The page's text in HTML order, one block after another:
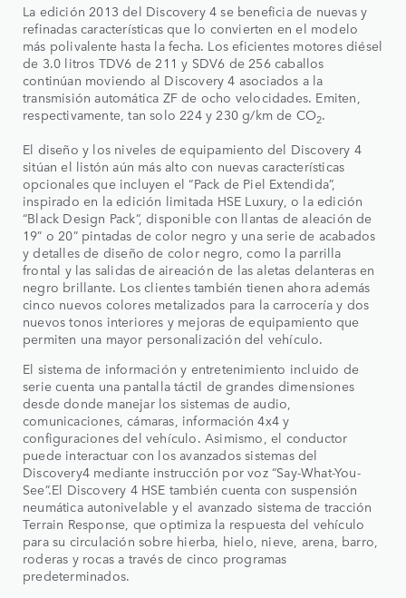
La edición 2013 del Discovery 4 se beneficia de nuevas y
refinadas características que lo convierten en el modelo
más polivalente hasta la fecha. Los eficientes motores diésel
de 3.0 litros TDV6 de 211 y SDV6 de 256 caballos
continúan moviendo al Discovery 4 asociados a la
transmisión automática ZF de ocho velocidades. Emiten,
respectivamente, tan solo 224 y 230 g/km de CO2.
El diseño y los niveles de equipamiento del Discovery 4
sitúan el listón aún más alto con nuevas características
opcionales que incluyen el “Pack de Piel Extendida”,
inspirado en la edición limitada HSE Luxury, o la edición
“Black Design Pack”, disponible con llantas de aleación de
19” o 20” pintadas de color negro y una serie de acabados
y detalles de diseño de color negro, como la parrilla
frontal y las salidas de aireación de las aletas delanteras en
negro brillante. Los clientes también tienen ahora además
cinco nuevos colores metalizados para la carrocería y dos
nuevos tonos interiores y mejoras de equipamiento que
permiten una mayor personalización del vehículo.
El sistema de información y entretenimiento incluido de
serie cuenta una pantalla táctil de grandes dimensiones
desde donde manejar los sistemas de audio,
comunicaciones, cámaras, información 4x4 y
configuraciones del vehículo. Asimismo, el conductor
puede interactuar con los avanzados sistemas del
Discovery4 mediante instrucción por voz “Say-What-You-
See”.El Discovery 4 HSE también cuenta con suspensión
neumática autonivelable y el avanzado sistema de tracción
Terrain Response, que optimiza la respuesta del vehículo
para su circulación sobre hierba, hielo, nieve, arena, barro,
roderas y rocas a través de cinco programas
predeterminados.